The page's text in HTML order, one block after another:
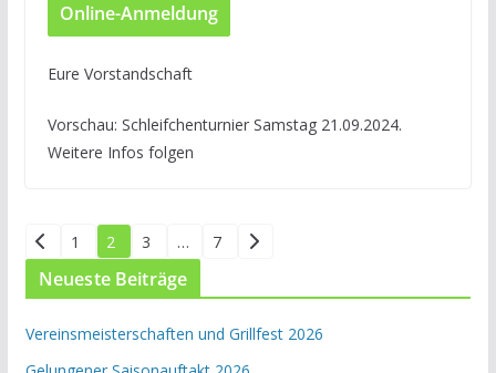
Online-Anmeldung
Eure Vorstandschaft
Vorschau: Schleifchenturnier Samstag 21.09.2024.
Weitere Infos folgen
Seitennummerierung
der
Beiträge
1 2 3 … 7
Neueste Beiträge
Vereinsmeisterschaften und Grillfest 2026